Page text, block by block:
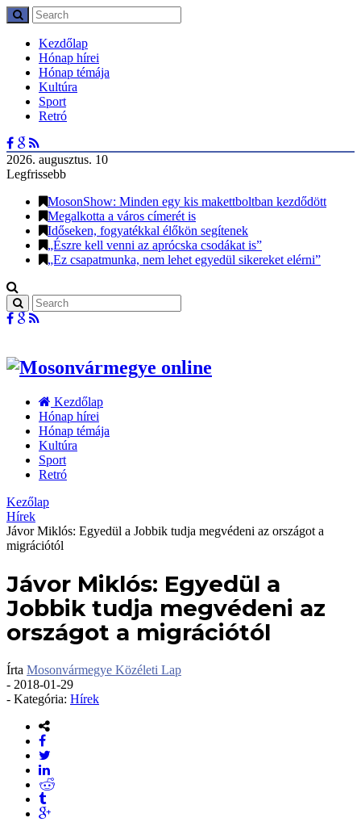
Kezdőlap
Hónap hírei
Hónap témája
Kultúra
Sport
Retró
2026. augusztus. 10
Legfrissebb
MosonShow: Minden egy kis makettboltban kezdődött
Megalkotta a város címerét is
Időseken, fogyatékkal élőkön segítenek
„Észre kell venni az aprócska csodákat is”
„Ez csapatmunka, nem lehet egyedül sikereket elérni”
Kezdőlap
Hónap hírei
Hónap témája
Kultúra
Sport
Retró
Kezőlap
Hírek
Jávor Miklós: Egyedül a Jobbik tudja megvédeni az országot a
migrációtól
Jávor Miklós: Egyedül a
Jobbik tudja megvédeni az
országot a migrációtól
Írta Mosonvármegye Közéleti Lap
- 2018-01-29
- Kategória: Hírek